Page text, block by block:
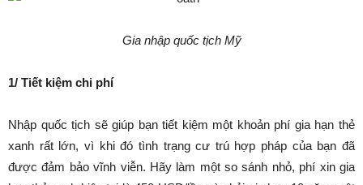
Gia nhập quốc tịch Mỹ
1/ Tiết kiệm chi phí
Nhập quốc tịch sẽ giúp bạn tiết kiệm một khoản phí gia hạn thẻ
xanh rất lớn, vì khi đó tình trạng cư trú hợp pháp của bạn đã
được đảm bảo vĩnh viễn. Hãy làm một so sánh nhỏ, phí xin gia